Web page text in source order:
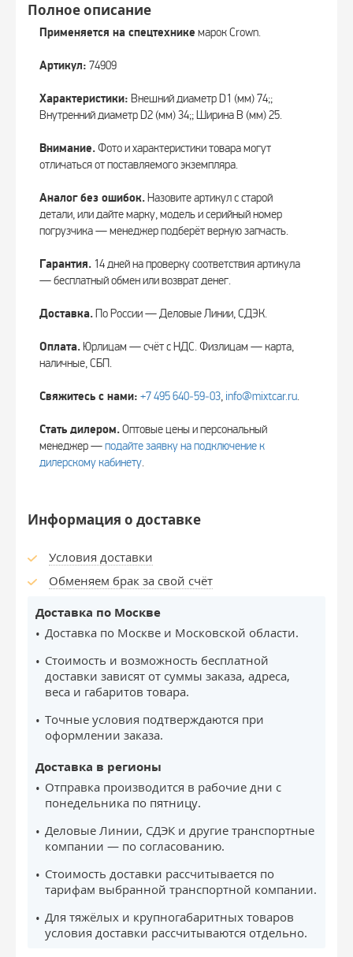
Полное описание
Применяется на спецтехнике марок Crown.
Артикул: 74909
Характеристики: Внешний диаметр D1 (мм) 74;;
Внутренний диаметр D2 (мм) 34;; Ширина В (мм) 25.
Внимание.Фото и характеристики товара могут
отличаться от поставляемого экземпляра.
Аналог без ошибок.Назовите артикул с старой
детали, или дайте марку, модель и серийный номер
погрузчика — менеджер подберёт верную запчасть.
Гарантия. 14 дней на проверку соответствия артикула
— бесплатный обмен или возврат денег.
Доставка.По России — Деловые Линии, СДЭК.
Оплата. Юрлицам — счёт с НДС. Физлицам — карта,
наличные, СБП.
Свяжитесь с нами: +7 495 640‑59‑03, info@mixtcar.ru.
Стать дилером.Оптовые цены и персональный
менеджер —подайте заявку на подключение к
дилерскому кабинету.
Информация о доставке
Условия доставки
Обменяем брак за свой счёт
Доставка по Москве
Доставка по Москве и Московской области.
Стоимость и возможность бесплатной
доставки зависят от суммы заказа, адреса,
веса и габаритов товара.
Точные условия подтверждаются при
оформлении заказа.
Доставка в регионы
Отправка производится в рабочие дни с
понедельника по пятницу.
Деловые Линии, СДЭК и другие транспортные
компании — по согласованию.
Стоимость доставки рассчитывается по
тарифам выбранной транспортной компании.
Для тяжёлых и крупногабаритных товаров
условия доставки рассчитываются отдельно.